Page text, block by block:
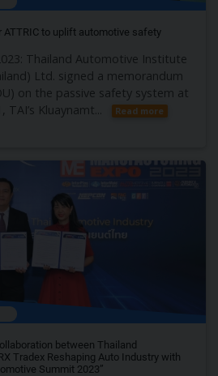
to uplift automotive safety
Thailand Automotive Institute
Ltd. signed a memorandum
on the passive safety system at
TAI’s Kluaynamt...
Read more
between Thailand
Tradex Reshaping Auto Industry with
Summit 2023”